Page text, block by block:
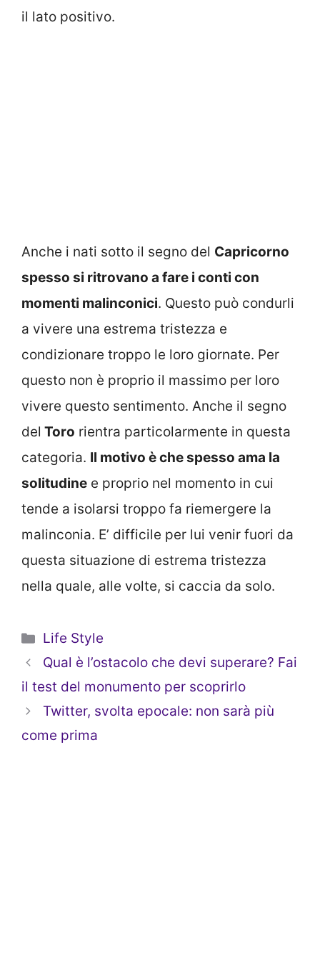
il lato positivo.
Anche i nati sotto il segno del Capricorno
spesso si ritrovano a fare i conti con
momenti malinconici. Questo può condurli
a vivere una estrema tristezza e
condizionare troppo le loro giornate. Per
questo non è proprio il massimo per loro
vivere questo sentimento. Anche il segno
del Toro rientra particolarmente in questa
categoria. Il motivo è che spesso ama la
solitudine e proprio nel momento in cui
tende a isolarsi troppo fa riemergere la
malinconia. E’ difficile per lui venir fuori da
questa situazione di estrema tristezza
nella quale, alle volte, si caccia da solo.
Categorie
Life Style
Qual è l’ostacolo che devi superare? Fai
il test del monumento per scoprirlo
Twitter, svolta epocale: non sarà più
come prima